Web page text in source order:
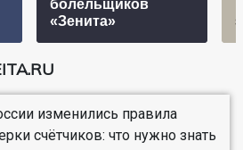
болельщиков
«Зенита»
изменились правила
счётчиков: что нужно знать